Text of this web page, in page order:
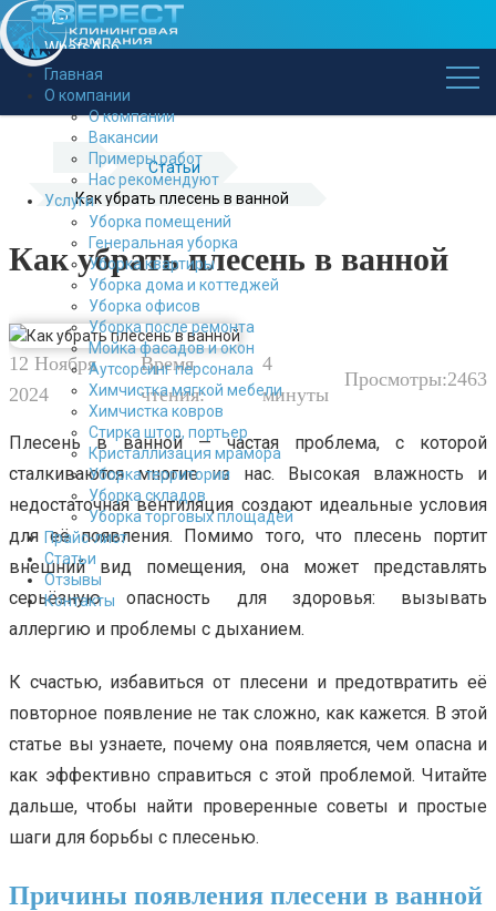
WhatsApp
Заказать
звонок+7 (843) 296-22-02
Главная
О компании
О компании
Вакансии
Примеры работ
Нас рекомендуют
Услуги
Уборка помещений
Генеральная уборка
Уборка квартиры
Уборка дома и коттеджей
Уборка офисов
Уборка после ремонта
Мойка фасадов и окон
Аутсорсинг персонала
Химчистка мягкой мебели
Химчистка ковров
Стирка штор, портьер
Кристаллизация мрамора
Уборка территории
Уборка складов
Уборка торговых площадей
Прайс-лист
Cтатьи
Отзывы
Контакты
Cтатьи
Как убрать плесень в ванной
Как убрать плесень в ванной
12 Ноября
2024
Время
чтения:
4
минуты
Просмотры:2463
Плесень в ванной — частая проблема, с которой
сталкиваются многие из нас. Высокая влажность и
недостаточная вентиляция создают идеальные условия
для её появления. Помимо того, что плесень портит
внешний вид помещения, она может представлять
серьёзную опасность для здоровья: вызывать
аллергию и проблемы с дыханием.
К счастью, избавиться от плесени и предотвратить её
повторное появление не так сложно, как кажется. В этой
статье вы узнаете, почему она появляется, чем опасна и
как эффективно справиться с этой проблемой. Читайте
дальше, чтобы найти проверенные советы и простые
шаги для борьбы с плесенью.
Причины появления плесени в ванной